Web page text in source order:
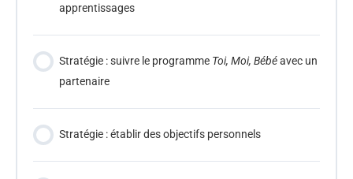
apprentissages
Stratégie : suivre le programme Toi, Moi, Bébéavec un
partenaire
Stratégie : établir des objectifs personnels